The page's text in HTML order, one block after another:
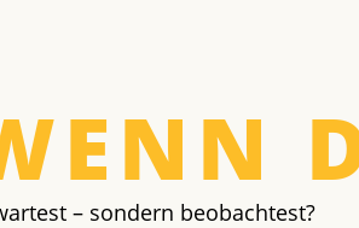
– sondern beobachtest?